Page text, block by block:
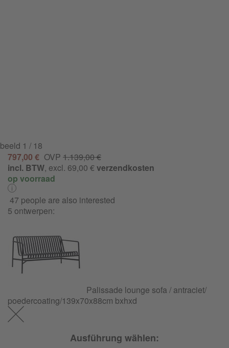
beeld 1 / 18
797,00 € OVP 1.139,00 €
incl. BTW, excl. 69,00 €verzendkosten
op voorraad
47 people are also interested
5 ontwerpen:
Palissade lounge sofa / antraciet/
poedercoating/139x70x88cm bxhxd
Ausführung wählen: